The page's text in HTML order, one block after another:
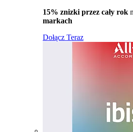
15% znizki przez cały rok
markach
Dołącz Teraz